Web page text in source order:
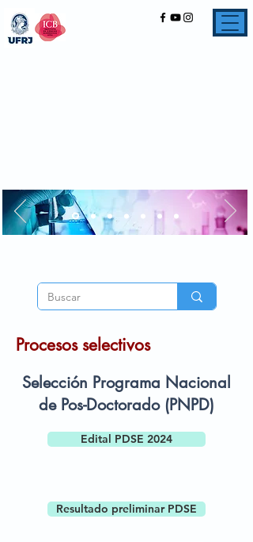
Procesos selectivos
Selección Programa Nacional
de Pos-Doctorado (PNPD)
Edital PDSE 2024
Resultado preliminar PDSE